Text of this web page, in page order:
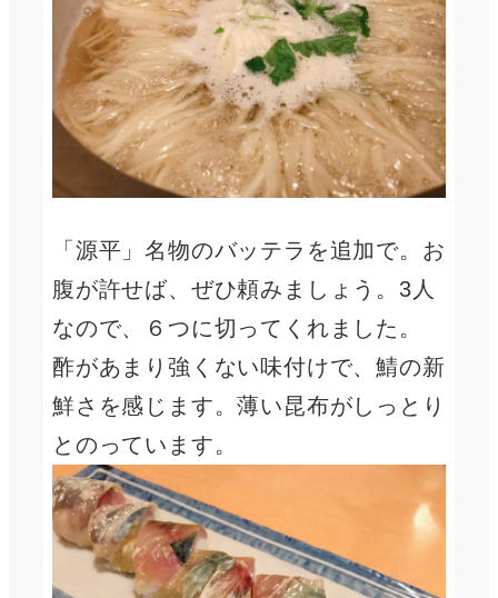
「源平」名物のバッテラを追加で。お
腹が許せば、ぜひ頼みましょう。3人
なので、６つに切ってくれました。
酢があまり強くない味付けで、鯖の新
鮮さを感じます。薄い昆布がしっとり
とのっています。